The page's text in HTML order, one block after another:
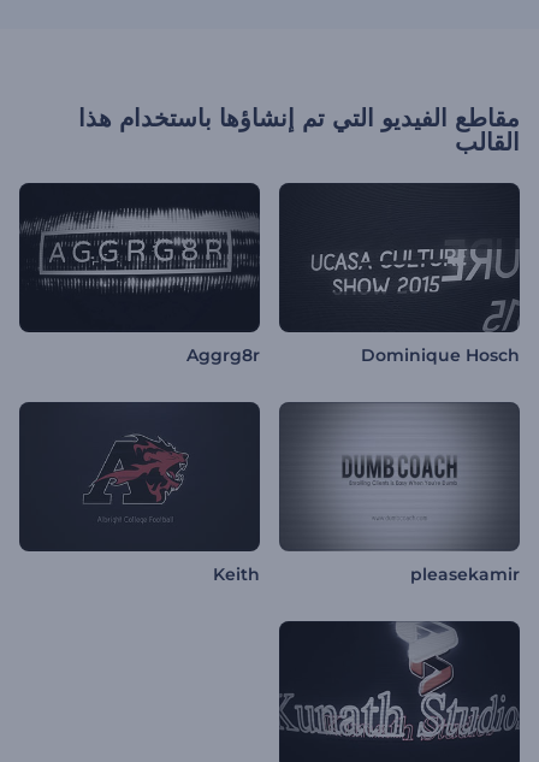
مقاطع الفيديو التي تم إنشاؤها باستخدام هذا
القالب
Dominique Hosch
Aggrg8r
pleasekamir
Keith